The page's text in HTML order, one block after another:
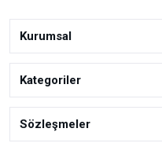
Kurumsal
Kategoriler
Sözleşmeler